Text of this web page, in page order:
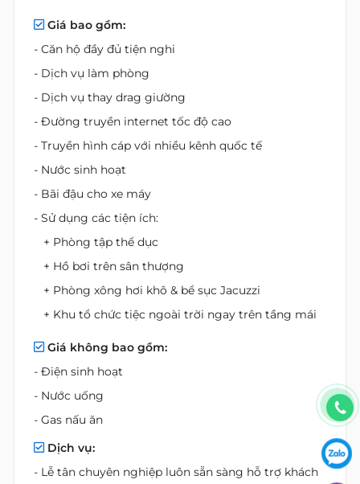
Giá bao gồm:
- Căn hộ đầy đủ tiện nghi
- Dịch vụ làm phòng
- Dịch vụ thay drag giường
- Đường truyền internet tốc độ cao
- Truyền hình cáp với nhiều kênh quốc tế
- Nước sinh hoạt
- Bãi đậu cho xe máy
- Sử dụng các tiện ích:
+ Phòng tập thể dục
+ Hồ bơi trên sân thượng
+ Phòng xông hơi khô & bể sục Jacuzzi
+ Khu tổ chức tiệc ngoài trời ngay trên tầng mái
Giá không bao gồm:
- Điện sinh hoạt
- Nước uống
- Gas nấu ăn
Dịch vụ:
- Lễ tân chuyên nghiệp luôn sẵn sàng hỗ trợ khách